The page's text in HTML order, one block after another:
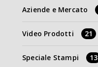
Aziende e Mercato
Video Prodotti 21
Speciale Stampi 13